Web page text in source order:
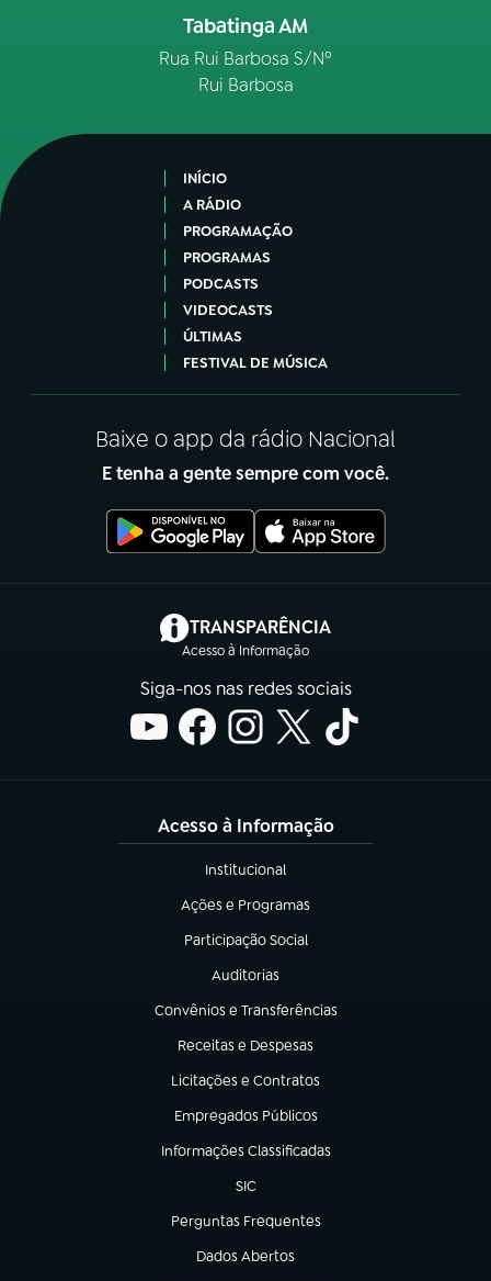
Tabatinga AM
Rua Rui Barbosa S/Nº
Rui Barbosa
INÍCIO
A RÁDIO
PROGRAMAÇÃO
PROGRAMAS
PODCASTS
VIDEOCASTS
ÚLTIMAS
FESTIVAL DE MÚSICA
Baixe o app da rádio Nacional
E tenha a gente sempre com você.
TRANSPARÊNCIA
Acesso à Informação
(abre em nova aba)
Siga-nos nas redes sociais
Acesso à Informação
Institucional
(abre em nova aba)
Ações e Programas
(abre em nova aba)
Participação Social
(abre em nova aba)
Auditorias
(abre em nova aba)
Convênios e Transferências
(abre em nova aba)
Receitas e Despesas
(abre em nova aba)
Licitações e Contratos
(abre em nova aba)
Empregados Públicos
(abre em nova aba)
Informações Classificadas
(abre em nova aba)
SIC
(abre em nova aba)
Perguntas Frequentes
(abre em nova aba)
Dados Abertos
(abre em nova aba)